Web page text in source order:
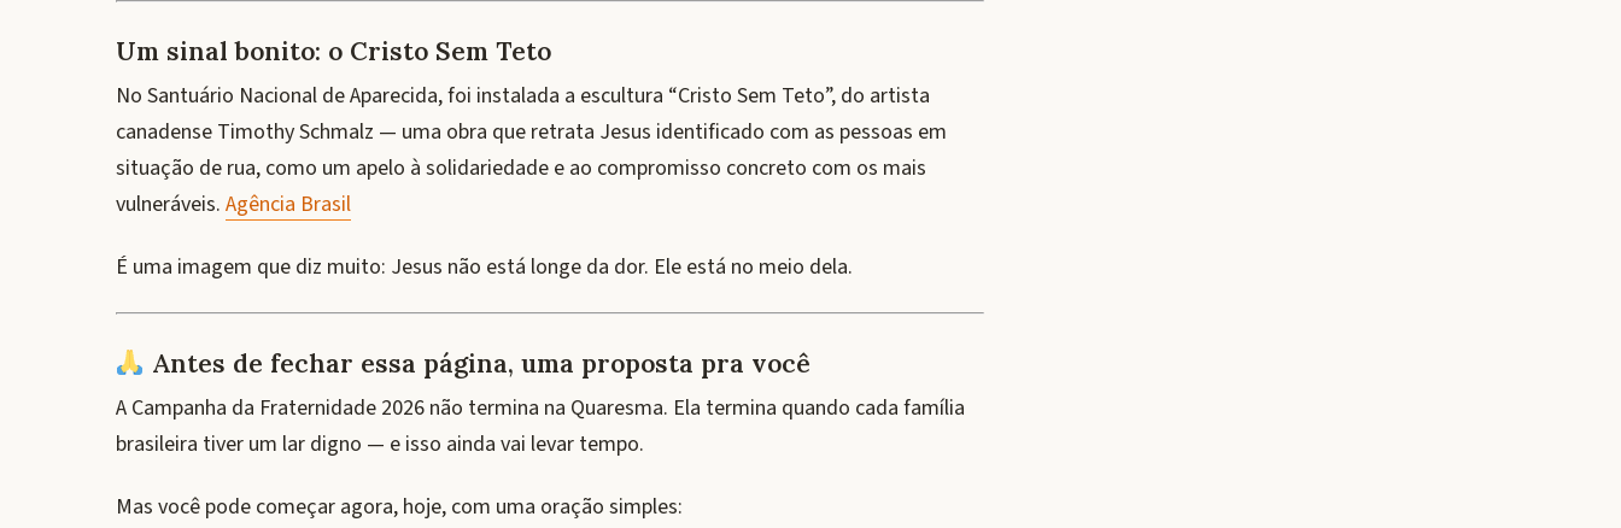
Um sinal bonito: o Cristo Sem Teto
No Santuário Nacional de Aparecida, foi instalada a escultura “Cristo Sem Teto”, do artista
canadense Timothy Schmalz — uma obra que retrata Jesus identificado com as pessoas em
situação de rua, como um apelo à solidariedade e ao compromisso concreto com os mais
vulneráveis. Agência Brasil
É uma imagem que diz muito: Jesus não está longe da dor. Ele está no meio dela.
Antes de fechar essa página, uma proposta pra você
A Campanha da Fraternidade 2026 não termina na Quaresma. Ela termina quando cada família
brasileira tiver um lar digno — e isso ainda vai levar tempo.
Mas você pode começar agora, hoje, com uma oração simples: